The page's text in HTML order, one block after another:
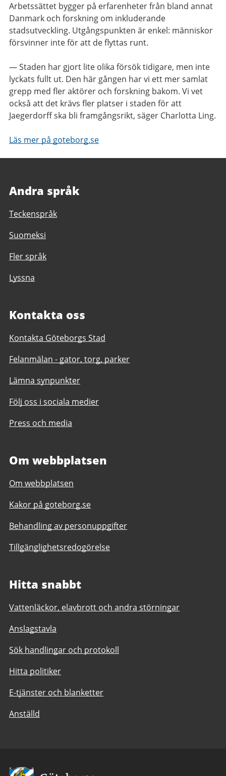
Arbetssättet bygger på erfarenheter från bland annat
Danmark och forskning om inkluderande
stadsutveckling. Utgångspunkten är enkel: människor
försvinner inte för att de flyttas runt.
— Staden har gjort lite olika försök tidigare, men inte
lyckats fullt ut. Den här gången har vi ett mer samlat
grepp med fler aktörer och forskning bakom. Vi vet
också att det krävs fler platser i staden för att
Jaegerdorff ska bli framgångsrikt, säger Charlotta Ling.
Läs mer på goteborg.se
Andra språk
Teckenspråk
Suomeksi
Fler språk
Lyssna
Kontakta oss
Kontakta Göteborgs Stad
Felanmälan - gator, torg, parker
Lämna synpunkter
Följ oss i sociala medier
Press och media
Om webbplatsen
Om webbplatsen
Kakor på goteborg.se
Behandling av personuppgifter
Tillgänglighetsredogörelse
Hitta snabbt
Vattenläckor, elavbrott och andra störningar
Anslagstavla
Sök handlingar och protokoll
Hitta politiker
E-tjänster och blanketter
Anställd
Avsändare: